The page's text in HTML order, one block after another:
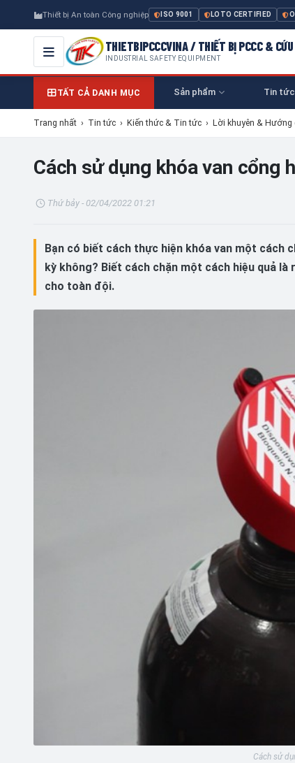
Thiết bị An toàn Công nghiệp ISO 9001 LOTO CERTIFIED
THIETBIPCCCVINA / THIẾT BỊ PCCC & CỨU
INDUSTRIAL SAFETY EQUIPMENT
TẤT CẢ DANH MỤC Sản phẩm Tin tức
Trang nhất › Tin tức › Kiến thức & Tin tức › Lời khuyên & Hướng
Cách sử dụng khóa van cổng
Thứ bảy - 02/04/2022 01:21
Bạn có biết cách thực hiện khóa van một cách
kỳ không? Biết cách chặn một cách hiệu quả
cho toàn đội.
Cách sử